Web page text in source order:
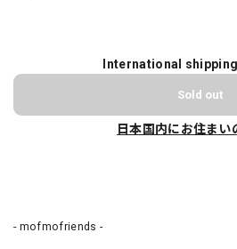
International
Sold out
日本国内にお住まい
- mofmofriends -